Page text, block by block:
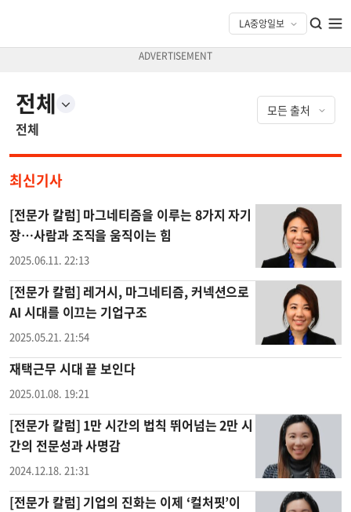
전체
전체
최신기사
[전문가 칼럼] 마그네티즘을 이루는 8가지 자기
장…사람과 조직을 움직이는 힘
2025.06.11. 22:13
[전문가 칼럼] 레거시, 마그네티즘, 커넥션으로
AI 시대를 이끄는 기업구조
2025.05.21. 21:54
재택근무 시대 끝 보인다
2025.01.08. 19:21
[전문가 칼럼] 1만 시간의 법칙 뛰어넘는 2만 시
간의 전문성과 사명감
2024.12.18. 21:31
[전문가 칼럼] 기업의 진화는 이제 ‘컬처핏’이